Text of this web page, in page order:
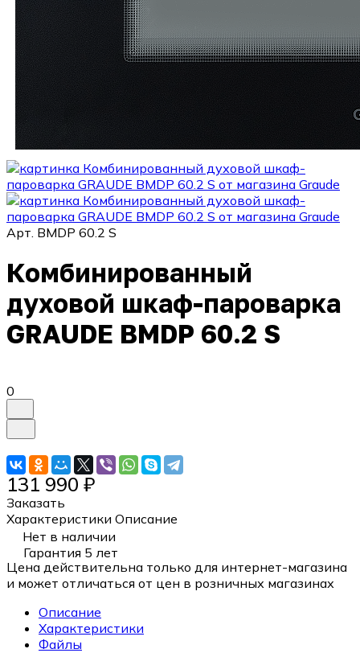
Арт. BMDP 60.2 S
Комбинированный
духовой шкаф-пароварка
GRAUDE BMDP 60.2 S
0
131 990 ₽
Заказать
Характеристики Описание
Нет в наличии
Гарантия 5 лет
Цена действительна только для интернет-магазина
и может отличаться от цен в розничных магазинах
Описание
Характеристики
Файлы